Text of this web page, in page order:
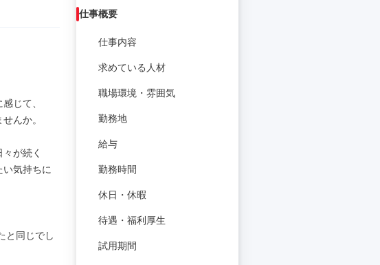
じて、
んか。
が続く
気持ちに
と同じでし
仕事概要
仕事内容
求めている人材
職場環境・雰囲気
勤務地
給与
勤務時間
休日・休暇
待遇・福利厚生
試用期間